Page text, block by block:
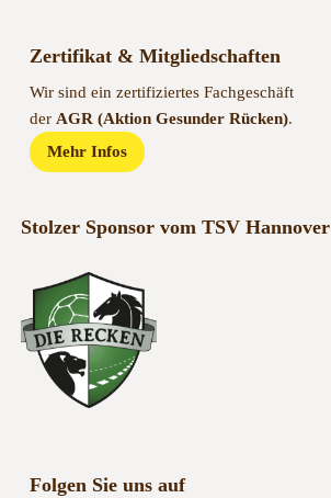
Zertifikat & Mitgliedschaften
Wir sind ein zertifiziertes Fachgeschäft
der AGR (Aktion Gesunder Rücken).
Mehr Infos
Stolzer Sponsor vom TSV Hannover
Folgen Sie uns auf